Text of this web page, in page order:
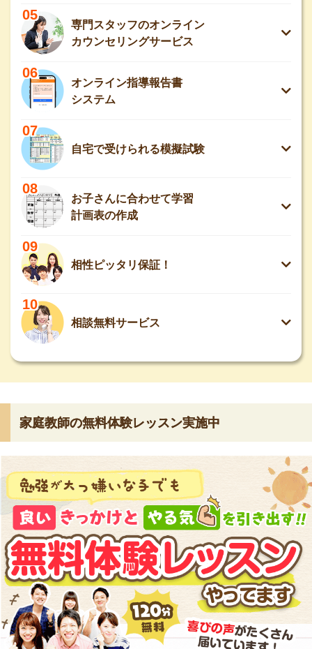
05
専門スタッフのオンライン
カウンセリングサービス
06
オンライン指導報告書
システム
07
自宅で受けられる模擬試験
08
お子さんに合わせて学習
計画表の作成
09
相性ピッタリ保証！
10
相談無料サービス
家庭教師の無料体験レッスン実施中